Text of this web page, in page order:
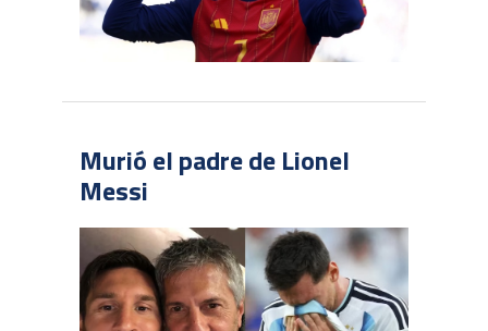
Murió el padre de Lionel
Messi